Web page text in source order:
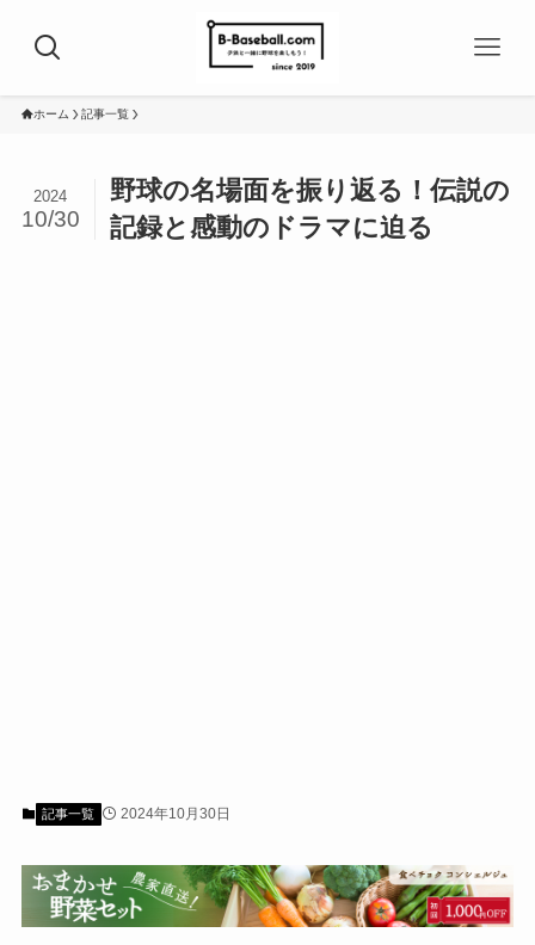
ホーム 記事一覧
野球の名場面を振り返る！伝説の
記録と感動のドラマに迫る
2024
10/30
記事一覧 2024年10月30日